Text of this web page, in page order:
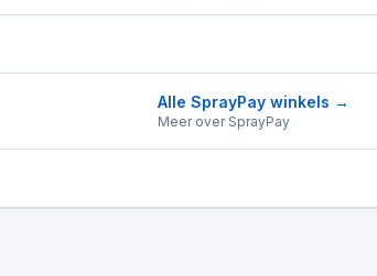
Alle SprayPay winkels →
Meer over SprayPay